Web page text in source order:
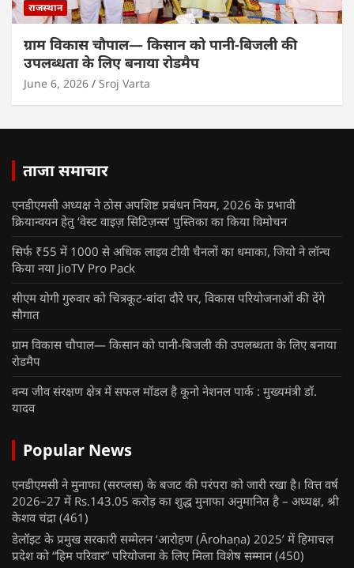
राजस्थान
ग्राम विकास चौपाल— किसान को पानी-बिजली की
उपलब्धता के लिए बनाया रोडमैप
June 6, 2026 Sroj Varta
ताजा समाचार
एनडीएमसी अध्यक्ष ने ठोस अपशिष्ट प्रबंधन नियम, 2026 के प्रभावी
क्रियान्वयन हेतु ‘वेस्ट वाइज़ सिटिज़न्स’ पुस्तिका का किया विमोचन
सिर्फ ₹55 में 1000 से अधिक लाइव टीवी चैनलों का धमाका, जियो ने लॉन्च
किया नया JioTV Pro Pack
सीएम योगी गुरुवार को चित्रकूट-बांदा दौरे पर, विकास परियोजनाओं की देंगे
सौगात
ग्राम विकास चौपाल— किसान को पानी-बिजली की उपलब्धता के लिए बनाया
रोडमैप
वन्य जीव संरक्षण क्षेत्र में सफल मॉडल है कूनो नेशनल पार्क : मुख्यमंत्री डॉ.
यादव
Popular News
एनडीएमसी ने मुनाफा (सरप्लस) के बजट की परंपरा को जारी रखा है। वित्त वर्ष
2026–27 में Rs.143.05 करोड़ का शुद्ध मुनाफा अनुमानित है – अध्यक्ष, श्री
केशव चंद्रा (461)
डेलॉइट के प्रमुख सरकारी सम्मेलन ‘आरोहण (Ārohaṇa) 2025’ में हिमाचल
प्रदेश को “हिम परिवार” परियोजना के लिए मिला विशेष सम्मान (450)